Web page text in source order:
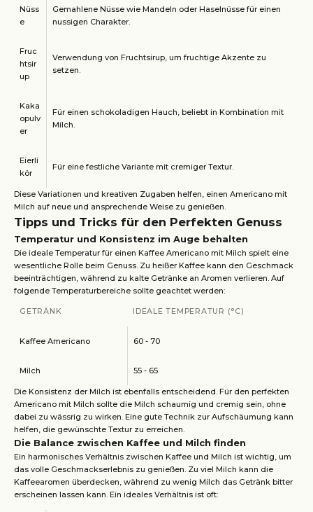
Nüss
e
Gemahlene Nüsse wie Mandeln oder Haselnüsse für einen
nussigen Charakter.
Fruc
htsir
up
Verwendung von Fruchtsirup, um fruchtige Akzente zu
setzen.
Kaka
opulv
er
Für einen schokoladigen Hauch, beliebt in Kombination mit
Milch.
Eierli
kör
Für eine festliche Variante mit cremiger Textur.
Diese Variationen und kreativen Zugaben helfen, einen Americano mit
Milch auf neue und ansprechende Weise zu genießen.
Tipps und Tricks für den Perfekten Genuss
Temperatur und Konsistenz im Auge behalten
Die ideale Temperatur für einen Kaffee Americano mit Milch spielt eine
wesentliche Rolle beim Genuss. Zu heißer Kaffee kann den Geschmack
beeinträchtigen, während zu kalte Getränke an Aromen verlieren. Auf
folgende Temperaturbereiche sollte geachtet werden:
GETRÄNK IDEALE TEMPERATUR (°C)
Kaffee Americano 60 - 70
Milch 55 - 65
Die Konsistenz der Milch ist ebenfalls entscheidend. Für den perfekten
Americano mit Milch sollte die Milch schaumig und cremig sein, ohne
dabei zu wässrig zu wirken. Eine gute Technik zur Aufschäumung kann
helfen, die gewünschte Textur zu erreichen.
Die Balance zwischen Kaffee und Milch finden
Ein harmonisches Verhältnis zwischen Kaffee und Milch ist wichtig, um
das volle Geschmackserlebnis zu genießen. Zu viel Milch kann die
Kaffeearomen überdecken, während zu wenig Milch das Getränk bitter
erscheinen lassen kann. Ein ideales Verhältnis ist oft: